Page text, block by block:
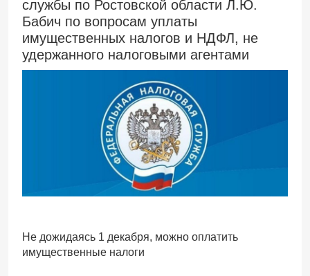
службы по Ростовской области Л.Ю.
Бабич по вопросам уплаты
имущественных налогов и НДФЛ, не
удержанного налоговыми агентами
Не дожидаясь 1 декабря, можно оплатить
имущественные налоги